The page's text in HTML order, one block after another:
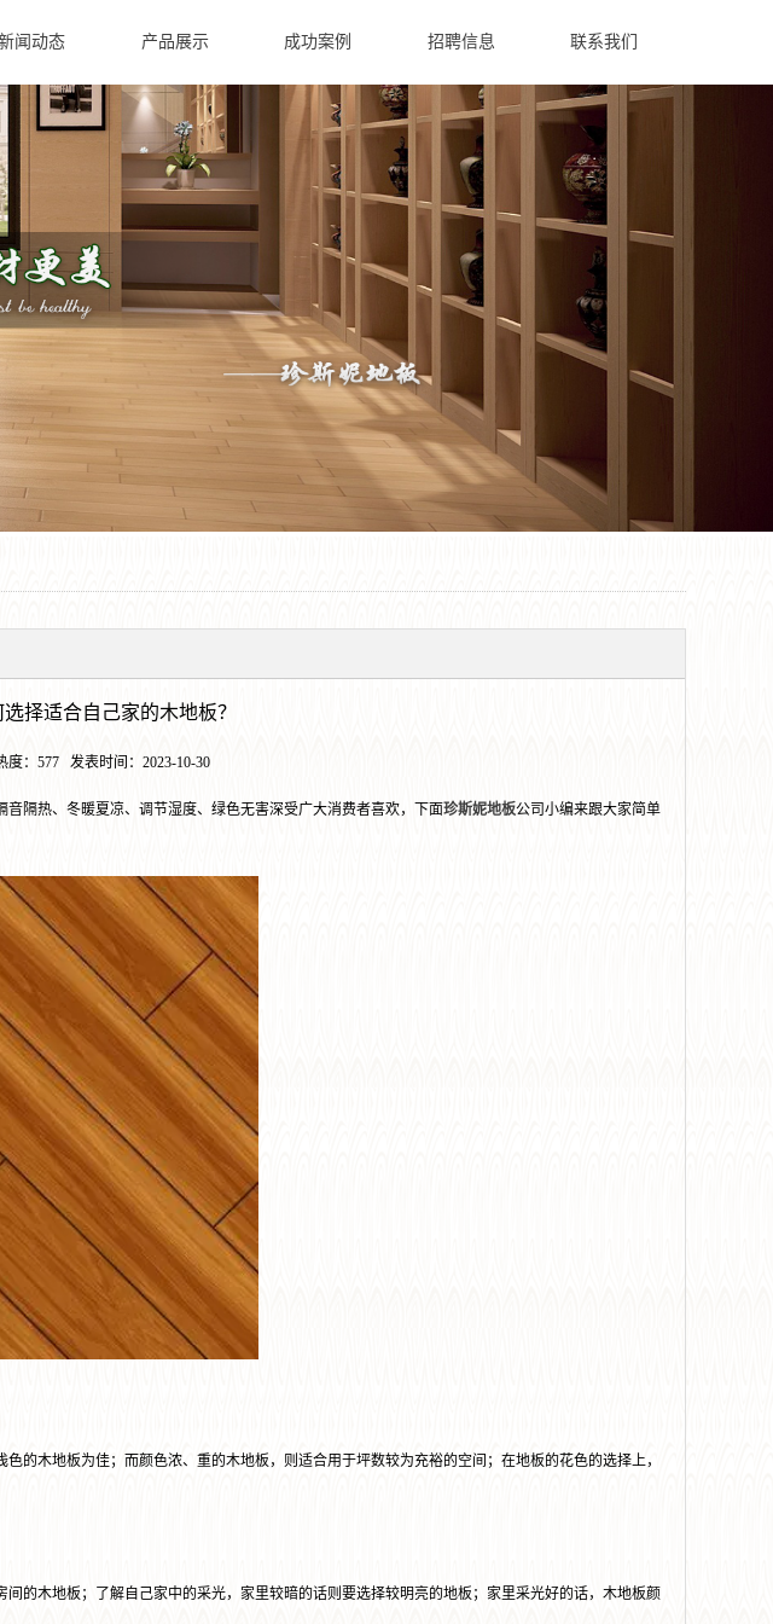
闻动态 产品展示 成功案例 招聘信息 联系我们
择适合自己家的木地板？
度： 577发表时间： 2023-10-30
隔热、冬暖夏凉、调节湿度、绿色无害深受广大消费者喜欢，下面珍斯妮地板公司小编来跟大家简单
木地板为佳；而颜色浓、重的木地板，则适合用于坪数较为充裕的空间；在地板的花色的选择上，
木地板；了解自己家中的采光，家里较暗的话则要选择较明亮的地板；家里采光好的话，木地板颜